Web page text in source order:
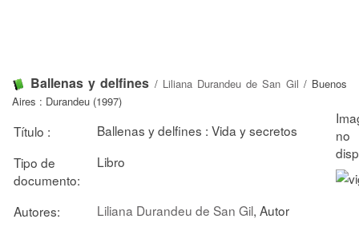
Ballenas y delfines / Liliana Durandeu de San Gil / Buenos
Aires : Durandeu (1997)
Título :
Ballenas y delfines : Vida y secretos
Tipo de
documento:
Libro
Autores: Liliana Durandeu de San Gil, Autor